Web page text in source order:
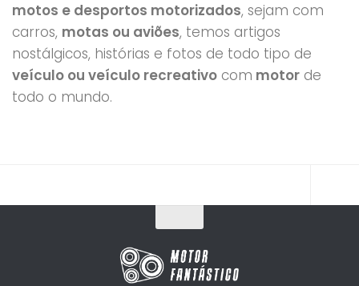
motos e desportos motorizados, sejam com
carros, motas ou aviões, temos artigos
nostálgicos, histórias e fotos de todo tipo de
veículo ou veículo recreativo com motor de
todo o mundo.